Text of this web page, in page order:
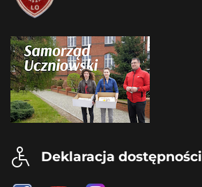
Deklaracja dostępności